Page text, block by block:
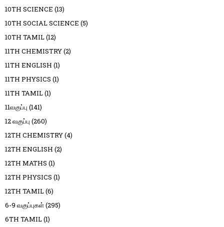
10TH SCIENCE (13)
10TH SOCIAL SCIENCE (5)
10TH TAMIL(12)
11TH CHEMISTRY(2)
11TH ENGLISH (1)
11TH PHYSICS (1)
11TH TAMIL(1)
11வகுப்பு (141)
12 வகுப்பு (260)
12TH CHEMISTRY(4)
12TH ENGLISH (2)
12TH MATHS (1)
12TH PHYSICS (1)
12TH TAMIL(6)
6-9 வகுப்புகள்(295)
6TH TAMIL(1)